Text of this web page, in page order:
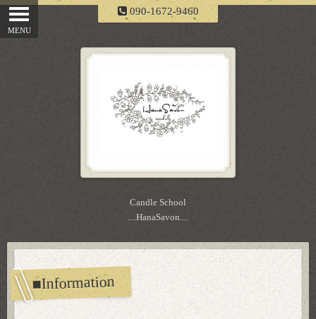
090-1672-9460
Candle School
....HanaSavon....
■Information